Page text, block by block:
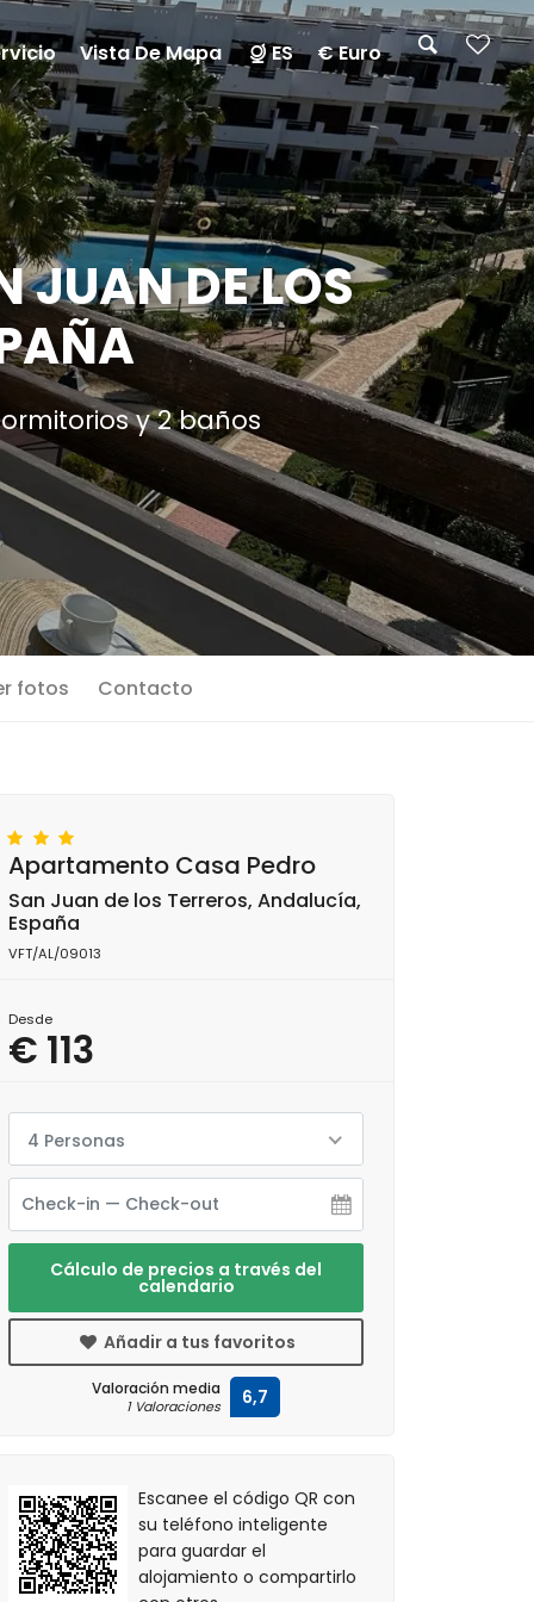
JUAN DE LOS
y 2 baños
fotos Contacto
Apartamento Casa Pedro
San Juan de los Terreros, Andalucía,
España
VFT/AL/09013
Desde
€ 113
4 Personas
Cálculo de precios a través del
calendario
Añadir a tus favoritos
Valoración media
1 Valoraciones 6,7
Escanee el código QR con
su teléfono inteligente
para guardar el
alojamiento o compartirlo
Vista De Mapa ES € Euro